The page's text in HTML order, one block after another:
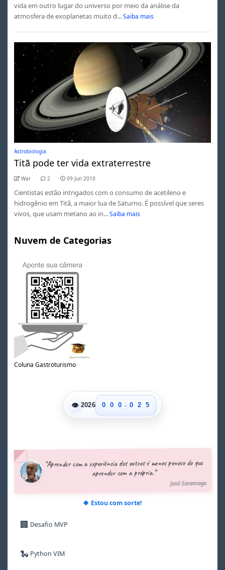
vida em outro lugar do universo por meio da análise da
atmosfera de exoplanetas muito d... Saiba mais
Astrobiologia
Titã pode ter vida extraterrestre
War 2 09 Jun 2010
Cientistas estão intrigados com o consumo de acetileno e
hidrogênio em Titã, a maior lua de Saturno. É possível que seres
vivos, que usam metano ao in... Saiba mais
Nuvem de Categorias
Coluna Gastroturismo
👁 2026
0
1
6
7
0
1
6
7
0
1
6
7
. 0
1
6
7
1
2
3
8
9
4
5
6
“Aprender com a experiência dos outros é menos penoso do que
aprender com a própria.”
José Saramago
🍀 Estou com sorte!
🏢 Desafio MVP
🐍 Python VIM